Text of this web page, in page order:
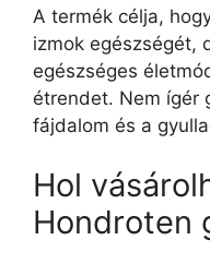
A termék célja,
izmok egészségét,
egészséges
étrendet. Nem ígér
fájdalom és a
Hol
Hondroten